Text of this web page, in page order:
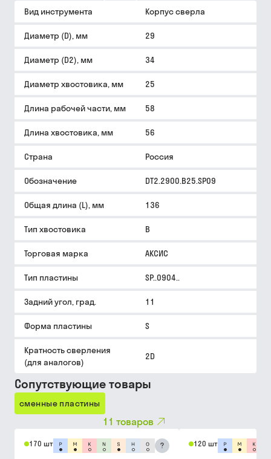
Вид инструмента Корпус сверла
Диаметр (D), мм 29
Диаметр (D2), мм 34
Диаметр хвостовика, мм 25
Длина рабочей части, мм 58
Длина хвостовика, мм 56
Страна Россия
Обозначение DT2.2900.B25.SP09
Общая длина (L), мм 136
Тип хвостовика B
Торговая марка АКСИС
Тип пластины SP..0904..
Задний угол, град. 11
Форма пластины S
Кратность сверления
(для аналогов)
2D
Сопутствующие товары
сменные пластины
11 товаров
170 шт ? 120 шт